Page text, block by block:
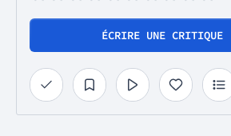
ÉCRIRE UNE CRITIQUE